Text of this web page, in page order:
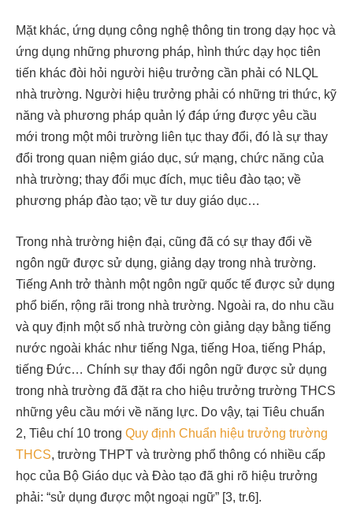
Mặt khác, ứng dụng công nghệ thông tin trong dạy học và
ứng dụng những phương pháp, hình thức dạy học tiên
tiến khác đòi hỏi người hiệu trưởng cần phải có NLQL
nhà trường. Người hiệu trưởng phải có những tri thức, kỹ
năng và phương pháp quản lý đáp ứng được yêu cầu
mới trong một môi trường liên tục thay đổi, đó là sự thay
đổi trong quan niệm giáo dục, sứ mạng, chức năng của
nhà trường; thay đổi mục đích, mục tiêu đào tạo; về
phương pháp đào tạo; về tư duy giáo dục…
Trong nhà trường hiện đại, cũng đã có sự thay đổi về
ngôn ngữ được sử dụng, giảng dạy trong nhà trường.
Tiếng Anh trở thành một ngôn ngữ quốc tế được sử dụng
phổ biến, rộng rãi trong nhà trường. Ngoài ra, do nhu cầu
và quy định một số nhà trường còn giảng dạy bằng tiếng
nước ngoài khác như tiếng Nga, tiếng Hoa, tiếng Pháp,
tiếng Đức… Chính sự thay đổi ngôn ngữ được sử dụng
trong nhà trường đã đặt ra cho hiệu trưởng trường THCS
những yêu cầu mới về năng lực. Do vậy, tại Tiêu chuẩn
2, Tiêu chí 10 trong Quy định Chuẩn hiệu trưởng trường
THCS, trường THPT và trường phổ thông có nhiều cấp
học của Bộ Giáo dục và Đào tạo đã ghi rõ hiệu trưởng
phải: “sử dụng được một ngoại ngữ” [3, tr.6].